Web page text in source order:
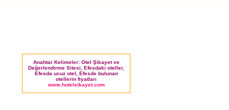
Anahtar Kelimeler: Otel Şikayet ve
Değerlendirme Sitesi, Efesdaki oteller,
Efesda ucuz otel, Efesde bulunan
otellerin fiyatları
www.hotelsikayet.com